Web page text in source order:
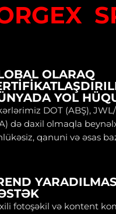
OLARAQ
YOL
DOT (ABŞ),
də daxil olmaqla
qanuni və əsas
fotoşəkil və kontent